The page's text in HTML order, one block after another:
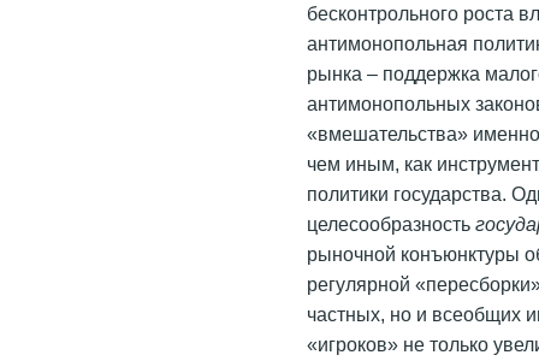
бесконтрольного роста
антимонопольная
рынка – поддержка
антимонопольных
«вмешательства» именно
чем иным, как
политики государства.
целесообразность
рыночной конъюнктуры
регулярной
частных, но и всеобщих
«игроков» не только